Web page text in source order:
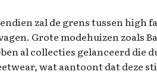
zal de grens tussen high
Grote modehuizen zoals
al collecties gelanceerd die
wat aantoont dat deze